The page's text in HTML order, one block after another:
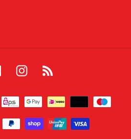
FacebookInstagram
Zahlungsarten